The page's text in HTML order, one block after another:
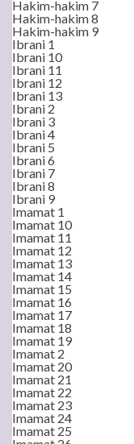
Hakim-hakim 7
Hakim-hakim 8
Hakim-hakim 9
Ibrani 1
Ibrani 10
Ibrani 11
Ibrani 12
Ibrani 13
Ibrani 2
Ibrani 3
Ibrani 4
Ibrani 5
Ibrani 6
Ibrani 7
Ibrani 8
Ibrani 9
Imamat 1
Imamat 10
Imamat 11
Imamat 12
Imamat 13
Imamat 14
Imamat 15
Imamat 16
Imamat 17
Imamat 18
Imamat 19
Imamat 2
Imamat 20
Imamat 21
Imamat 22
Imamat 23
Imamat 24
Imamat 25